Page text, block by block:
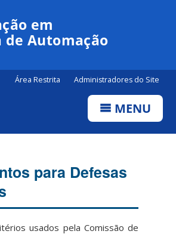
em
de Automação
Área Restrita Administradores do Site
MENU
para Defesas
usados pela Comissão de